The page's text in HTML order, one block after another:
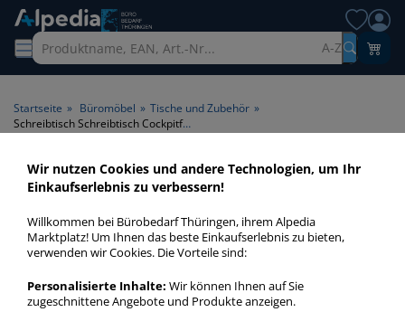
A-Z
Startseite » Büromöbel » Tische und Zubehör »
Schreibtisch Schreibtisch Cockpitform
Schreibtisch Schreibtisch
Cockpitform > Produktart
Schreibtisch >
Tischplattenform
Cockpitform
Wir nutzen Cookies und andere Technologien, um Ihr
Einkaufserlebnis zu verbessern!
Willkommen bei Bürobedarf Thüringen, ihrem Alpedia
Marktplatz! Um Ihnen das beste Einkaufserlebnis zu bieten,
verwenden wir Cookies. Die Vorteile sind:
Personalisierte Inhalte: Wir können Ihnen auf Sie
zugeschnittene Angebote und Produkte anzeigen.